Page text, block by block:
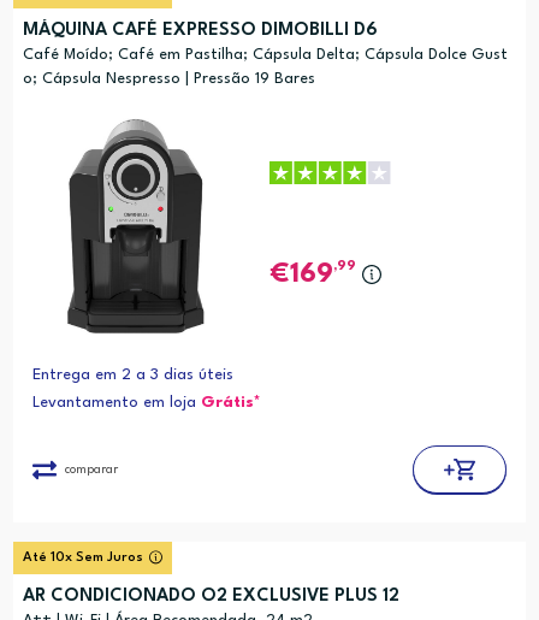
MÁQUINA CAFÉ EXPRESSO DIMOBILLI D6
Café Moído; Café em Pastilha; Cápsula Delta; Cápsula Dolce Gust
o; Cápsula Nespresso | Pressão 19 Bares
169,99
Entrega em 2 a 3 dias úteis
Levantamento em loja Grátis*
comparar
Até 10x Sem Juros
AR CONDICIONADO O2 EXCLUSIVE PLUS 12